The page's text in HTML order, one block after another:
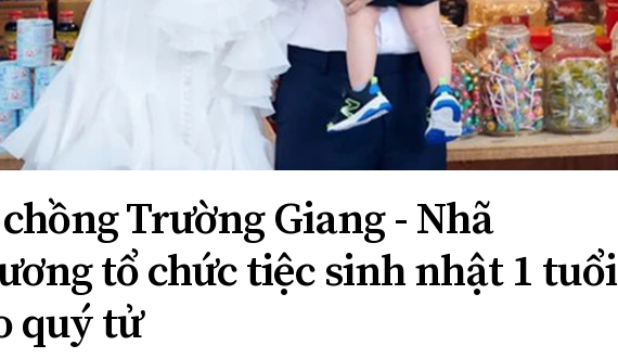
Phải
Trường Giang - Nhã
tổ chức tiệc sinh nhật 1 tuổi
quý tử